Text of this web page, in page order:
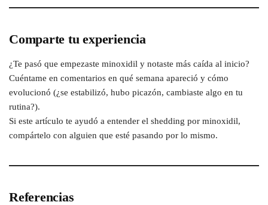
Comparte tu experiencia
¿Te pasó que empezaste minoxidil y notaste más caída al inicio?
Cuéntame en comentarios en qué semana apareció y cómo
evolucionó (¿se estabilizó, hubo picazón, cambiaste algo en tu
rutina?).
Si este artículo te ayudó a entender el shedding por minoxidil,
compártelo con alguien que esté pasando por lo mismo.
Referencias